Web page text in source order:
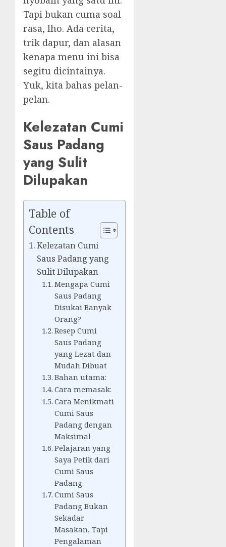
Tapi bukan cuma soal
rasa, lho. Ada cerita,
trik dapur, dan alasan
kenapa menu ini bisa
segitu dicintainya.
Yuk, kita bahas pelan-
pelan.
Kelezatan Cumi
Saus Padang
yang Sulit
Dilupakan
Table of
Contents
Kelezatan Cumi
Saus Padang yang
Sulit Dilupakan
Mengapa Cumi
Saus Padang
Disukai Banyak
Orang?
Resep Cumi
Saus Padang
yang Lezat dan
Mudah Dibuat
Bahan utama:
Cara memasak:
Cara Menikmati
Cumi Saus
Padang dengan
Maksimal
Pelajaran yang
Saya Petik dari
Cumi Saus
Padang
Cumi Saus
Padang Bukan
Sekadar
Masakan, Tapi
Pengalaman